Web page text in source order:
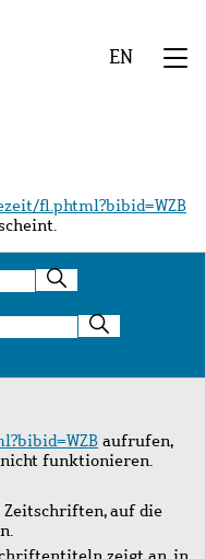
EN
fl.phtml?bibid=WZB
aufrufen,
nicht funktionieren.
auf die